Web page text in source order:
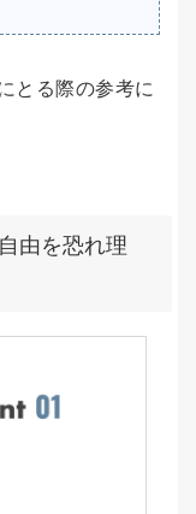
とる際の参考に
由を恐れ理